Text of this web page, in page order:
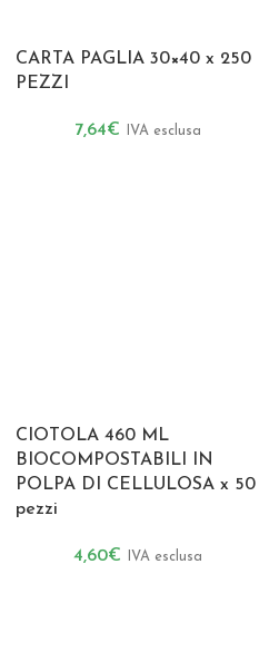
CARTA PAGLIA 30×40 x 250
PEZZI
7,64€ IVA esclusa
CIOTOLA 460 ML
BIOCOMPOSTABILI IN
POLPA DI CELLULOSA x 50
pezzi
4,60€ IVA esclusa